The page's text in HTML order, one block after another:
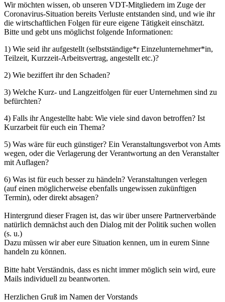
Wir möchten wissen, ob unseren VDT-Mitgliedern im Zuge der
Coronavirus-Situation bereits Verluste entstanden sind, und wie ihr
die wirtschaftlichen Folgen für eure eigene Tätigkeit einschätzt.
Bitte und gebt uns möglichst folgende Informationen:
1) Wie seid ihr aufgestellt (selbstständige*r Einzelunternehmer*in,
Teilzeit, Kurzzeit-Arbeitsvertrag, angestellt etc.)?
2) Wie beziffert ihr den Schaden?
3) Welche Kurz- und Langzeitfolgen für euer Unternehmen sind zu
befürchten?
4) Falls ihr Angestellte habt: Wie viele sind davon betroffen? Ist
Kurzarbeit für euch ein Thema?
5) Was wäre für euch günstiger? Ein Veranstaltungsverbot von Amts
wegen, oder die Verlagerung der Verantwortung an den Veranstalter
mit Auflagen?
6) Was ist für euch besser zu händeln? Veranstaltungen verlegen
(auf einen möglicherweise ebenfalls ungewissen zukünftigen
Termin), oder direkt absagen?
Hintergrund dieser Fragen ist, das wir über unsere Partnerverbände
natürlich demnächst auch den Dialog mit der Politik suchen wollen
(s. u.)
Dazu müssen wir aber eure Situation kennen, um in eurem Sinne
handeln zu können.
Bitte habt Verständnis, dass es nicht immer möglich sein wird, eure
Mails individuell zu beantworten.
Herzlichen Gruß im Namen der Vorstands